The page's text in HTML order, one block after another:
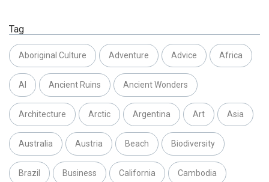
Tag
Aboriginal Culture Adventure Advice Africa
AI Ancient Ruins Ancient Wonders
Architecture Arctic Argentina Art Asia
Australia Austria Beach Biodiversity
Brazil Business California Cambodia